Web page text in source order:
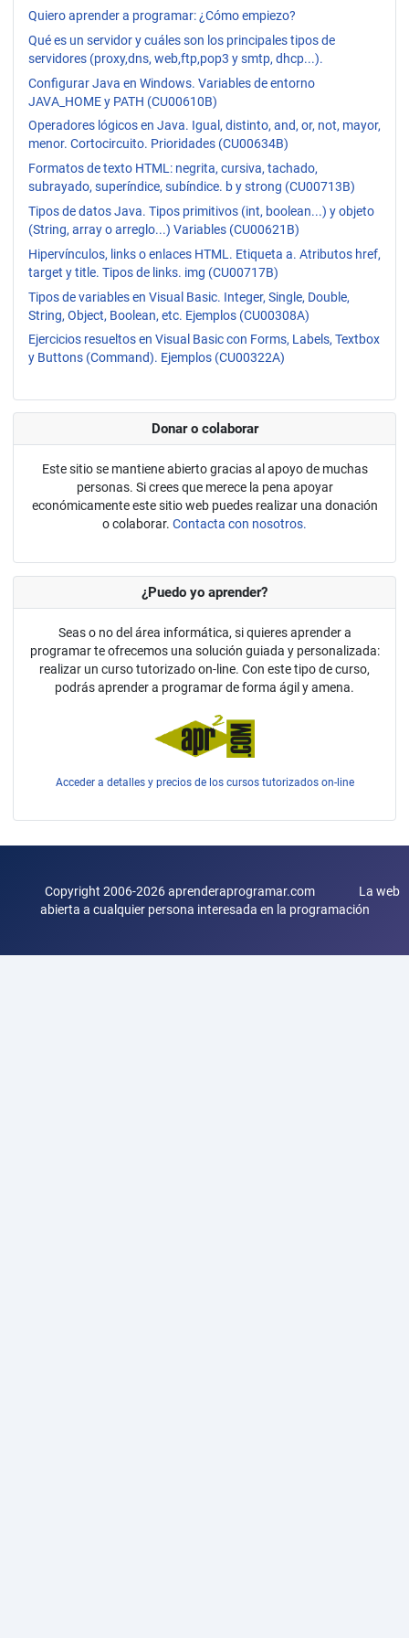
Quiero aprender a programar: ¿Cómo empiezo?
Qué es un servidor y cuáles son los principales tipos de
servidores (proxy,dns, web,ftp,pop3 y smtp, dhcp...).
Configurar Java en Windows. Variables de entorno
JAVA_HOME y PATH (CU00610B)
Operadores lógicos en Java. Igual, distinto, and, or, not, mayor,
menor. Cortocircuito. Prioridades (CU00634B)
Formatos de texto HTML: negrita, cursiva, tachado,
subrayado, superíndice, subíndice. b y strong (CU00713B)
Tipos de datos Java. Tipos primitivos (int, boolean...) y objeto
(String, array o arreglo...) Variables (CU00621B)
Hipervínculos, links o enlaces HTML. Etiqueta a. Atributos href,
target y title. Tipos de links. img (CU00717B)
Tipos de variables en Visual Basic. Integer, Single, Double,
String, Object, Boolean, etc. Ejemplos (CU00308A)
Ejercicios resueltos en Visual Basic con Forms, Labels, Textbox
y Buttons (Command). Ejemplos (CU00322A)
Donar o colaborar
Este sitio se mantiene abierto gracias al apoyo de muchas
personas. Si crees que merece la pena apoyar
económicamente este sitio web puedes realizar una donación
o colaborar. Contacta con nosotros.
¿Puedo yo aprender?
Seas o no del área informática, si quieres aprender a
programar te ofrecemos una solución guiada y personalizada:
realizar un curso tutorizado on-line. Con este tipo de curso,
podrás aprender a programar de forma ágil y amena.
Acceder a detalles y precios de los cursos tutorizados on-line
Copyright 2006-2026 aprenderaprogramar.com La web
abierta a cualquier persona interesada en la programación